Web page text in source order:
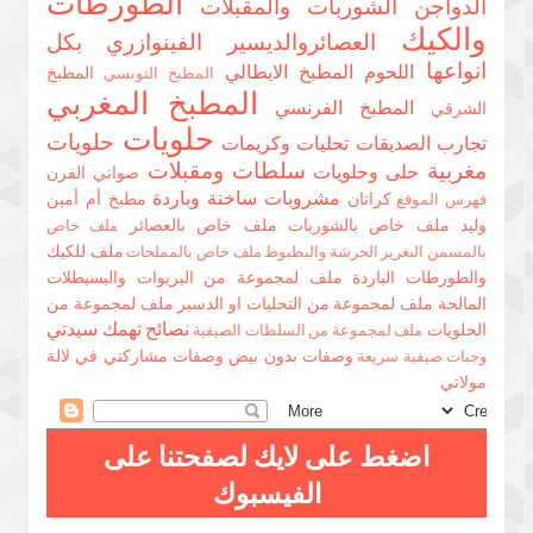
والكيك
العصائروالديسير الفينوازري بكل
انواعها
اللحوم المطبخ الايطالي المطبخ التونسي المطبخ
الشرقي المطبخ الفرنسي المطبخ المغربي
تجارب الصديقات تحليات وكريمات حلويات حلويات
مغربية حلى وحلويات سلطات ومقبلات صواني الفرن
فهرس الموقعكراتان مشروبات ساخنة وباردة مطبخ أم أمين
وليد ملف خاص بالشوربات ملف خاص بالعصائر
ملف خاص
بالمسمن البغرير الحرشة والبطبوط ملف خاص بالمملحات ملف للكيك
والطورطات الباردة ملف لمجموعة من البريوات والبسيطلات
المالحة ملف لمجموعة من التحليات او الدسير ملف لمجموعة من
الحلويات ملف لمجموعة من السلطات الصيفية نصائح تهمك سيدتي
وجبات صيفية سريعة وصفات بدون بيض وصفات مشاركتي في لالة
مولاتي
اضغط على لايك لصفحتنا على
الفيسبوك